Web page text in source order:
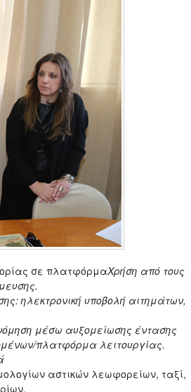
σε πλατφόρμαΧρήση από τους
ηλεκτρονική υποβολή αιτημάτων,
μέσω αυξομείωσης έντασης
πλατφόρμα λειτουργίας.
αστικών λεωφορείων, ταξί,